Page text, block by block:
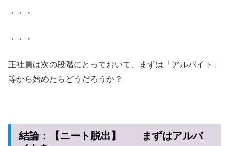
・・・
・・・
正社員は次の段階にとっておいて、まずは「アルバイト」
等から始めたらどうだろうか？
結論：【ニート脱出】 まずはアルバ